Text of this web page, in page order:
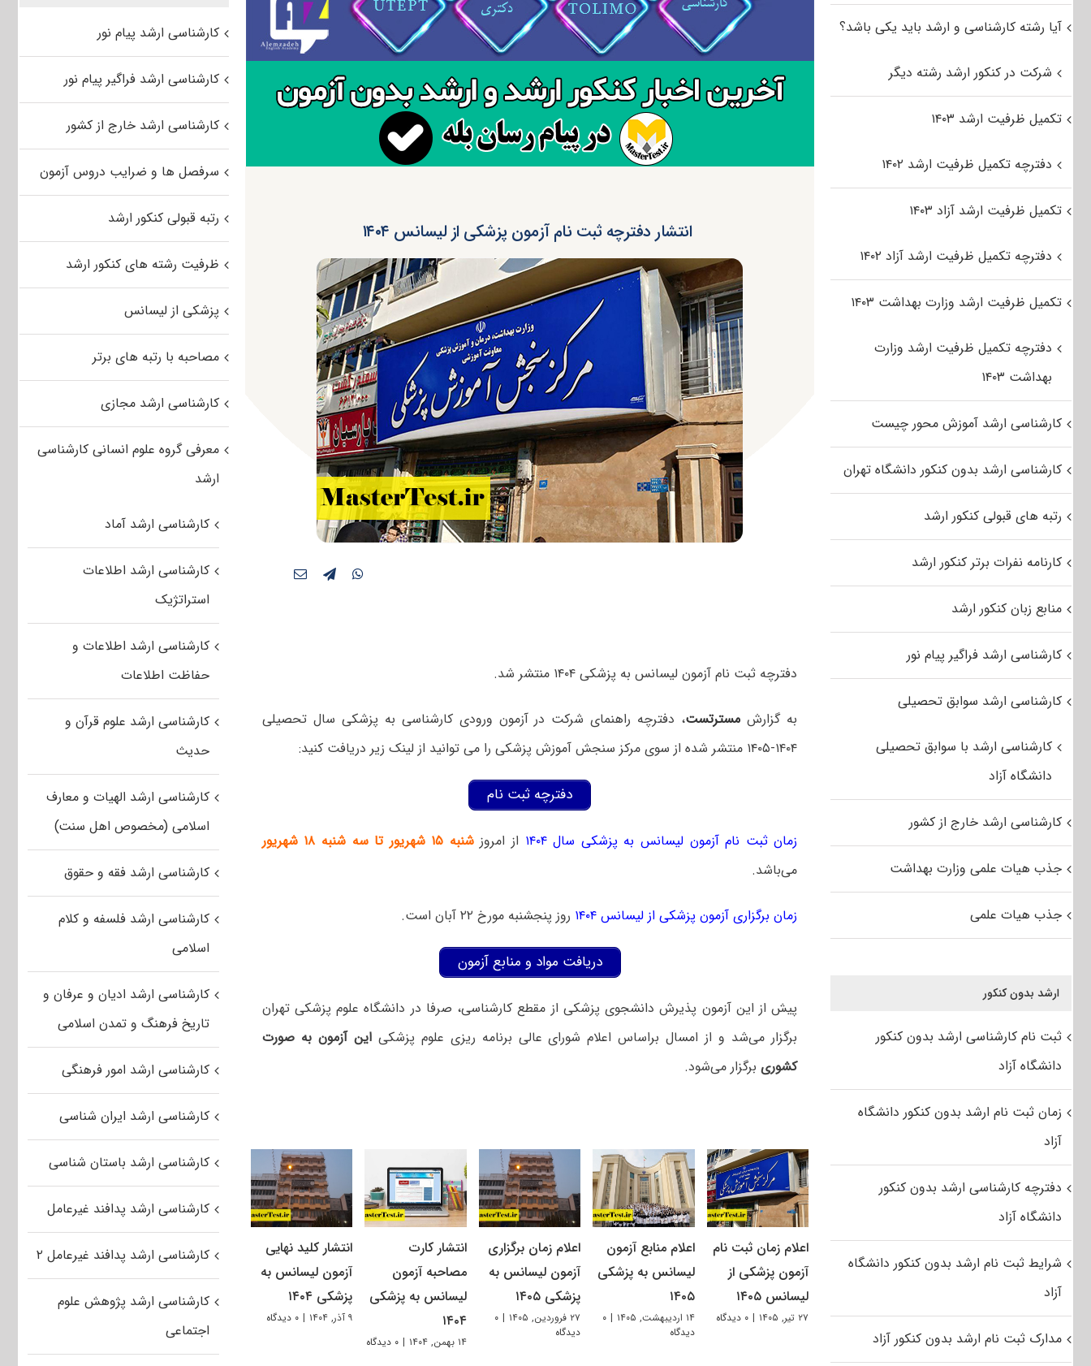
انتشار دفترچه ثبت نام آزمون پزشکی از لیسانس ۱۴۰۴
دفترچه ثبت نام آزمون لیسانس به پزشکی ۱۴۰۴ منتشر شد.
به گزارش مسترتست، دفترچه راهنمای شرکت در آزمون ورودی کارشناسی به پزشکی سال تحصیلی
۱۴۰۴-۱۴۰۵ منتشر شده از سوی مرکز سنجش آموزش پزشکی را می توانید از لینک زیر دریافت کنید:
دفترچه ثبت نام
زمان ثبت نام آزمون لیسانس به پزشکی سال ۱۴۰۴ از امروز شنبه ۱۵ شهریور تا سه شنبه ۱۸ شهریور
می‌باشد.
زمان برگزاری آزمون پزشکی از لیسانس ۱۴۰۴ روز پنجشنبه مورخ ۲۲ آبان است.
دریافت مواد و منابع آزمون
پیش از این آزمون پذیرش دانشجوی پزشکی از مقطع کارشناسی، صرفا در دانشگاه علوم پزشکی تهران
برگزار می‌شد و از امسال براساس اعلام شورای عالی برنامه ریزی علوم پزشکی این آزمون به صورت
کشوریبرگزار می‌شود.
اعلام زمان ثبت نام
آزمون پزشکی از
لیسانس ۱۴۰۵
۲۷ تیر, ۱۴۰۵ | ۰ دیدگاه
اعلام منابع آزمون
لیسانس به پزشکی
۱۴۰۵
۱۴ اردیبهشت, ۱۴۰۵ | ۰
دیدگاه
اعلام زمان برگزاری
آزمون لیسانس به
پزشکی ۱۴۰۵
۲۷ فروردین, ۱۴۰۵ | ۰
دیدگاه
انتشار کارت
مصاحبه آزمون
لیسانس به پزشکی
۱۴۰۴
۱۴ بهمن, ۱۴۰۴ | ۰ دیدگاه
انتشار کلید نهایی
آزمون لیسانس به
پزشکی ۱۴۰۴
۹ آذر, ۱۴۰۴ | ۰ دیدگاه
کارشناسی ارشد پیام نور
کارشناسی ارشد فراگیر پیام نور
کارشناسی ارشد خارج از کشور
سرفصل ها و ضرایب دروس آزمون
رتبه قبولی کنکور ارشد
ظرفیت رشته های کنکور ارشد
پزشکی از لیسانس
مصاحبه با رتبه های برتر
کارشناسی ارشد مجازی
معرفی گروه علوم انسانی کارشناسی
ارشد
کارشناسی ارشد آماد
کارشناسی ارشد اطلاعات
استراتژیک
کارشناسی ارشد اطلاعات و
حفاظت اطلاعات
کارشناسی ارشد علوم قرآن و
حدیث
کارشناسی ارشد الهیات و معارف
اسلامی (مخصوص اهل سنت)
کارشناسی ارشد فقه و حقوق
کارشناسی ارشد فلسفه و کلام
اسلامی
کارشناسی ارشد ادیان و عرفان و
تاریخ فرهنگ و تمدن اسلامی
کارشناسی ارشد امور فرهنگی
کارشناسی ارشد ایران شناسی
کارشناسی ارشد باستان شناسی
کارشناسی ارشد پدافند غیرعامل
کارشناسی ارشد پدافند غیرعامل ۲
کارشناسی ارشد پژوهش علوم
اجتماعی
آیا رشته کارشناسی و ارشد باید یکی باشد؟
شرکت در کنکور ارشد رشته دیگر
تکمیل ظرفیت ارشد ۱۴۰۳
دفترچه تکمیل ظرفیت ارشد ۱۴۰۲
تکمیل ظرفیت ارشد آزاد ۱۴۰۳
دفترچه تکمیل ظرفیت ارشد آزاد ۱۴۰۲
تکمیل ظرفیت ارشد وزارت بهداشت ۱۴۰۳
دفترچه تکمیل ظرفیت ارشد وزارت
بهداشت ۱۴۰۳
کارشناسی ارشد آموزش محور چیست
کارشناسی ارشد بدون کنکور دانشگاه تهران
رتبه های قبولی کنکور ارشد
کارنامه نفرات برتر کنکور ارشد
منابع زبان کنکور ارشد
کارشناسی ارشد فراگیر پیام نور
کارشناسی ارشد سوابق تحصیلی
کارشناسی ارشد با سوابق تحصیلی
دانشگاه آزاد
کارشناسی ارشد خارج از کشور
جذب هیات علمی وزارت بهداشت
جذب هیات علمی
ارشد بدون کنکور
ثبت نام کارشناسی ارشد بدون کنکور
دانشگاه آزاد
زمان ثبت نام ارشد بدون کنکور دانشگاه
آزاد
دفترچه کارشناسی ارشد بدون کنکور
دانشگاه آزاد
شرایط ثبت نام ارشد بدون کنکور دانشگاه
آزاد
مدارک ثبت نام ارشد بدون کنکور آزاد